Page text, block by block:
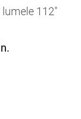
112"